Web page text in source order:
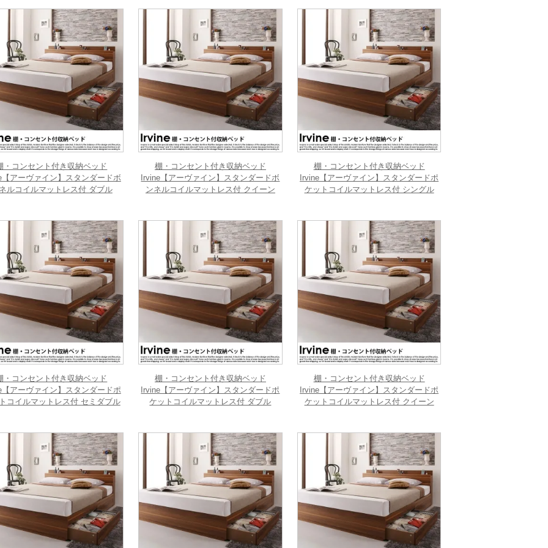
・コンセント付き収納ベッド
アーヴァイン】スタンダードボ
ルコイルマットレス付 ダブル
棚・コンセント付き収納ベッド
Irvine【アーヴァイン】スタンダードボ
ンネルコイルマットレス付 クイーン
棚・コンセント付き収納ベッド
Irvine【アーヴァイン】スタンダードポ
ケットコイルマットレス付 シングル
・コンセント付き収納ベッド
アーヴァイン】スタンダードポ
コイルマットレス付 セミダブル
棚・コンセント付き収納ベッド
Irvine【アーヴァイン】スタンダードポ
ケットコイルマットレス付 ダブル
棚・コンセント付き収納ベッド
Irvine【アーヴァイン】スタンダードポ
ケットコイルマットレス付 クイーン